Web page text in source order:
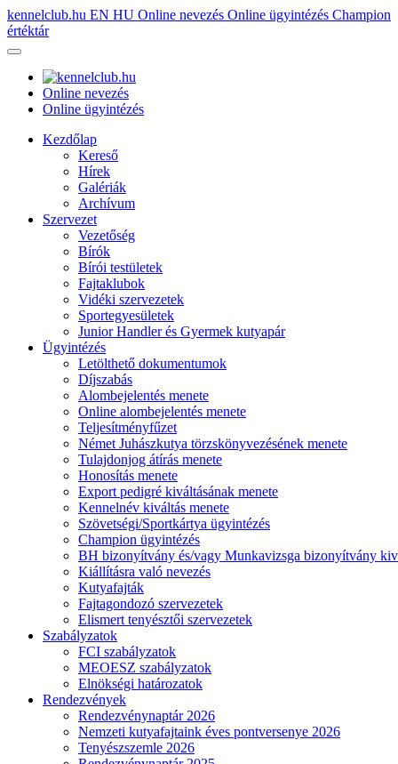
kennelclub.hu EN HU Online nevezés Online ügyintézés Champion
értéktár
Online nevezés
Online ügyintézés
Kezdőlap
Kereső
Hírek
Galériák
Archívum
Szervezet
Vezetőség
Bírók
Bírói testületek
Fajtaklubok
Vidéki szervezetek
Sportegyesületek
Junior Handler és Gyermek kutyapár
Ügyintézés
Letölthető dokumentumok
Díjszabás
Alombejelentés menete
Online alombejelentés menete
Teljesítményfűzet
Német Juhászkutya törzskönyvezésének menete
Tulajdonjog átírás menete
Honosítás menete
Export pedigré kiváltásának menete
Kennelnév kiváltás menete
Szövetségi/Sportkártya ügyintézés
Champion ügyintézés
BH bizonyítvány és/vagy Munkavizsga bizonyítvány
Kiállításra való nevezés
Kutyafajták
Fajtagondozó szervezetek
Elismert tenyésztői szervezetek
Szabályzatok
FCI szabályzatok
MEOESZ szabályzatok
Elnökségi határozatok
Rendezvények
Rendezvénynaptár 2026
Nemzeti kutyafajtaink éves pontversenye 2026
Tenyészszemle 2026